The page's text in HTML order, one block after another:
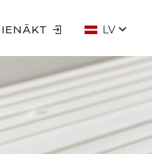
IENĀKT LV